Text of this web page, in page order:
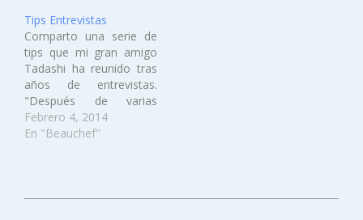
recomiendo. Si mi polola
me dejara inscribirme
sería algo así
jajaja:Ahora se van dos
semanas a gringolandia
a promocionar…
Tips Entrevistas
Comparto una serie de
tips que mi gran amigo
Tadashi ha reunido tras
años de entrevistas.
"Después de varias
entrevistas, quiero
contarles mis queridos
varios de los candidatos.
Febrero 4, 2014
En "Beauchef"